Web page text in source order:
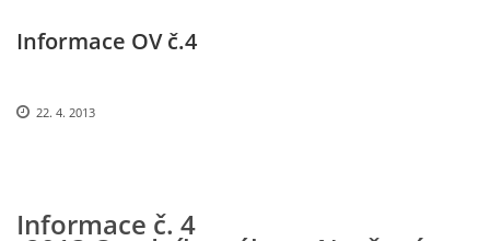
AKTUALITY
ZE SCHŮZÍ
Informace OV č.4
22. 4. 2013
Informace č. 4